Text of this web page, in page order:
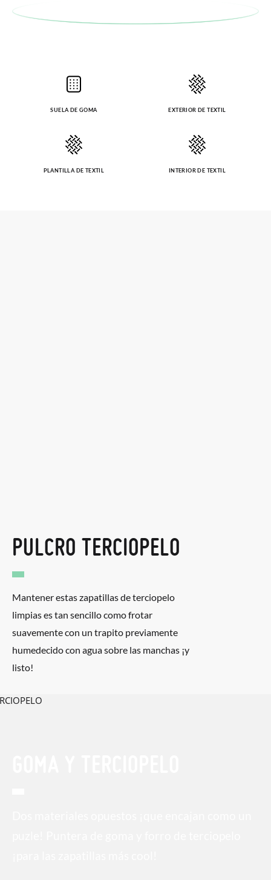
SUELA DE GOMA EXTERIOR DE TEXTIL
PLANTILLA DE TEXTIL INTERIOR DE TEXTIL
PULCRO TERCIOPELO
Mantener estas zapatillas de terciopelo
limpias es tan sencillo como frotar
suavemente con un trapito previamente
humedecido con agua sobre las manchas ¡y
listo!